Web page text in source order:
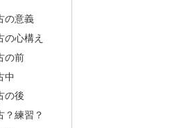
の意義
の心構え
の前
中
の後
？練習？